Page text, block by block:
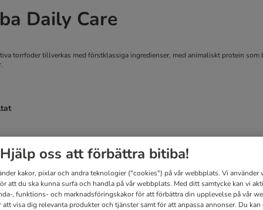
Daily Care
torrfoder tillverkas med förstklassiga ingredienser, med animaliskt protein
Hjälp oss att förbättra bitiba!
kakor, pixlar och andra teknologier ("cookies") på vår webbplats. Vi använder
att du ska kunna surfa och handla på vår webbplats. Med ditt samtycke kan vi
, funktions- och marknadsföringskakor för att förbättra din upplevelse på vår
att visa dig relevanta produkter och tjänster samt för att anpassa annonser. Du kan